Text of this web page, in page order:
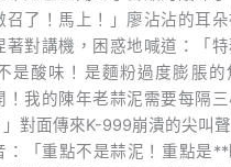
召了！馬上！」廖沾沾的耳
對講機，困惑地喊道：「特
是酸味！是麵粉過度膨脹的
！我的陳年老蒜泥需要每隔
對面傳來K-999崩潰的尖叫
：「重點不是蒜泥！重點是